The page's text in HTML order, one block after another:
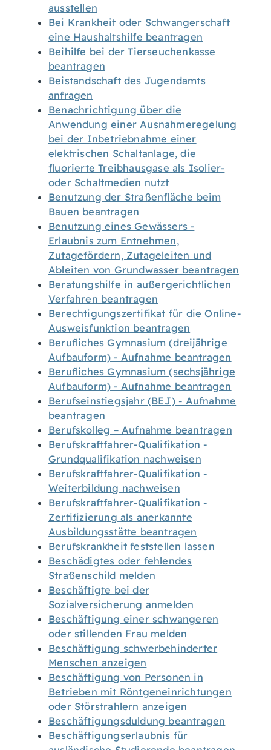
ausstellen
Bei Krankheit oder Schwangerschaft
eine Haushaltshilfe beantragen
Beihilfe bei der Tierseuchenkasse
beantragen
Beistandschaft des Jugendamts
anfragen
Benachrichtigung über die
Anwendung einer Ausnahmeregelung
bei der Inbetriebnahme einer
elektrischen Schaltanlage, die
fluorierte Treibhausgase als Isolier-
oder Schaltmedien nutzt
Benutzung der Straßenfläche beim
Bauen beantragen
Benutzung eines Gewässers -
Erlaubnis zum Entnehmen,
Zutagefördern, Zutageleiten und
Ableiten von Grundwasser beantragen
Beratungshilfe in außergerichtlichen
Verfahren beantragen
Berechtigungszertifikat für die Online-
Ausweisfunktion beantragen
Berufliches Gymnasium (dreijährige
Aufbauform) - Aufnahme beantragen
Berufliches Gymnasium (sechsjährige
Aufbauform) - Aufnahme beantragen
Berufseinstiegsjahr (BEJ) - Aufnahme
beantragen
Berufskolleg – Aufnahme beantragen
Berufskraftfahrer-Qualifikation -
Grundqualifikation nachweisen
Berufskraftfahrer-Qualifikation -
Weiterbildung nachweisen
Berufskraftfahrer-Qualifikation -
Zertifizierung als anerkannte
Ausbildungsstätte beantragen
Berufskrankheit feststellen lassen
Beschädigtes oder fehlendes
Straßenschild melden
Beschäftigte bei der
Sozialversicherung anmelden
Beschäftigung einer schwangeren
oder stillenden Frau melden
Beschäftigung schwerbehinderter
Menschen anzeigen
Beschäftigung von Personen in
Betrieben mit Röntgeneinrichtungen
oder Störstrahlern anzeigen
Beschäftigungsduldung beantragen
Beschäftigungserlaubnis für